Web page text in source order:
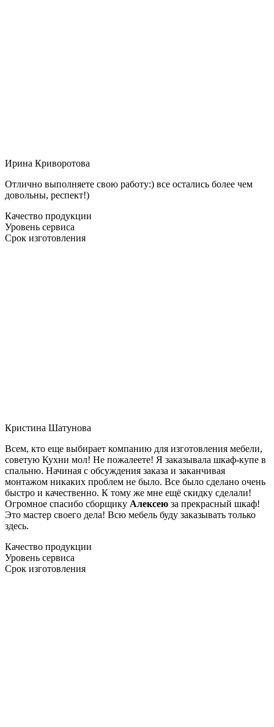
Ирина Криворотова
Отлично выполняете свою работу:) все остались более чем
довольны, респект!)
Качество продукции
Уровень сервиса
Срок изготовления
Кристина Шатунова
Всем, кто еще выбирает компанию для изготовления мебели,
советую Кухни мол! Не пожалеете! Я заказывала шкаф-купе в
спальню. Начиная с обсуждения заказа и заканчивая
монтажом никаких проблем не было. Все было сделано очень
быстро и качественно. К тому же мне ещё скидку сделали!
Огромное спасибо сборщику Алексею за прекрасный шкаф!
Это мастер своего дела! Всю мебель буду заказывать только
здесь.
Качество продукции
Уровень сервиса
Срок изготовления